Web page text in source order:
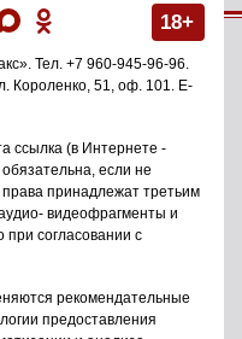
18+
. Тел. +7 960-945-96-96
Короленко, 51, оф. 101
. E-
ссылка (в Интернете -
если не
принадлежат третьим
видеофрагменты и
при согласовании с
рекомендательные
предоставления